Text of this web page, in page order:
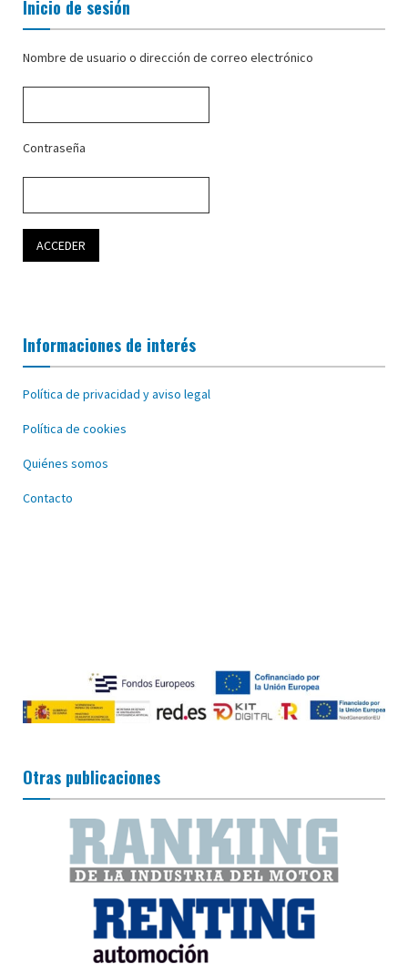
Inicio de sesión
Nombre de usuario o dirección de correo electrónico
Contraseña
Informaciones de interés
Política de privacidad y aviso legal
Política de cookies
Quiénes somos
Contacto
Otras publicaciones